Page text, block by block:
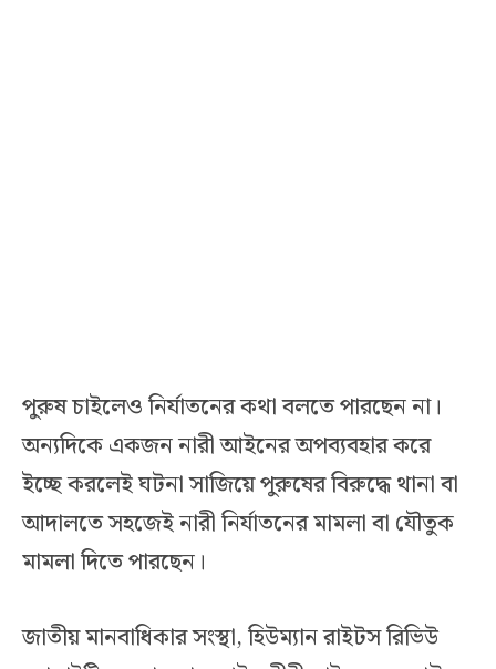
পুরুষ চাইলেও নির্যাতনের কথা বলতে পারছেন না।
অন্যদিকে একজন নারী আইনের অপব্যবহার করে
ইচ্ছে করলেই ঘটনা সাজিয়ে পুরুষের বিরুদ্ধে থানা বা
আদালতে সহজেই নারী নির্যাতনের মামলা বা যৌতুক
মামলা দিতে পারছেন।
জাতীয় মানবাধিকার সংস্থা, হিউম্যান রাইটস রিভিউ